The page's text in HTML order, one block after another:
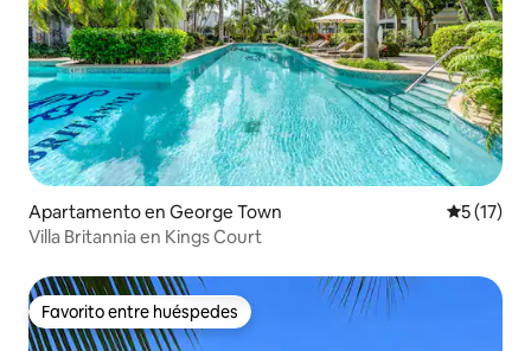
Apartamento en George Town
5 (17)
Villa Britannia en Kings Court
Favorito entre huéspedes
Favorito entre huéspedes